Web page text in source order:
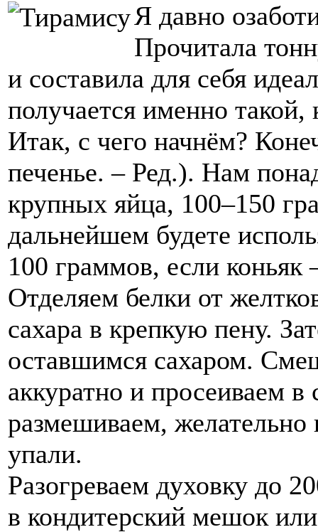
Я давно
Прочитала
и составила для себя
получается именно
Итак, с чего начнём?
печенье. – Ред.). Нам
крупных яйца, 100–150
дальнейшем будете
100 граммов, если
Отделяем белки от
сахара в крепкую пену.
оставшимся сахаром.
аккуратно и просеиваем
размешиваем, желательно
упали.
Разогреваем духовку до
в кондитерский мешок